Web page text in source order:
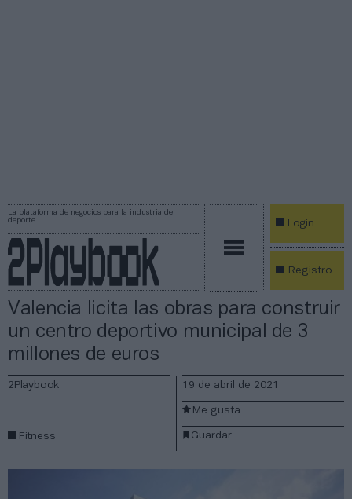
La plataforma de negocios para la industria del
deporte
Login
Registro
Valencia licita las obras para construir
un centro deportivo municipal de 3
millones de euros
2Playbook
Fitness
19 de abril de 2021
Guardar
Me gusta